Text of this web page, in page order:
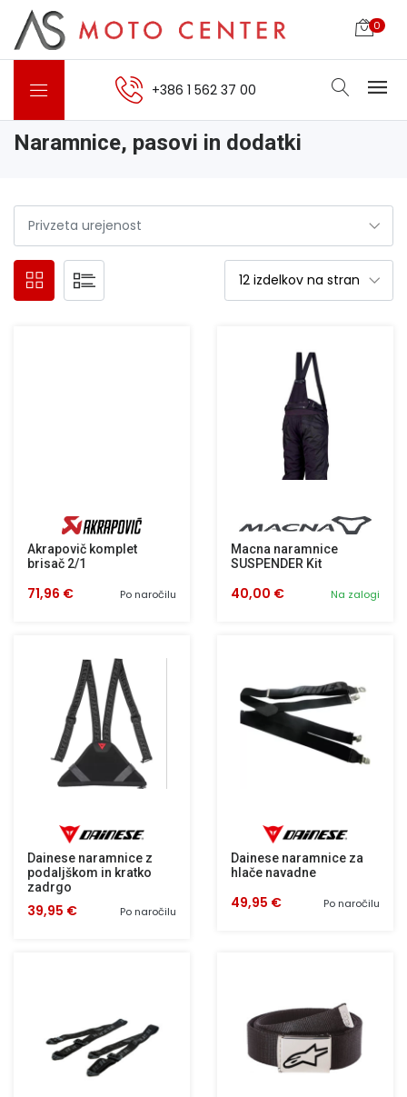
0
+386 1 562 37 00
Naramnice, pasovi in dodatki
Akrapovič komplet
brisač 2/1
Po naročilu
71,96 €
Macna naramnice
SUSPENDER Kit
Na zalogi
40,00 €
Dainese naramnice z
podaljškom in kratko
zadrgo
Po naročilu
39,95 €
Dainese naramnice za
hlače navadne
Po naročilu
49,95 €